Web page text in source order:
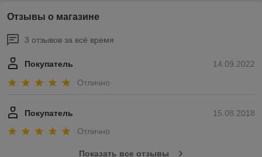
Отзывы о магазине
3 отзывов за всё время
14.09.2022
Покупатель
Отлично
15.08.2018
Покупатель
Отлично
Показать все отзывы